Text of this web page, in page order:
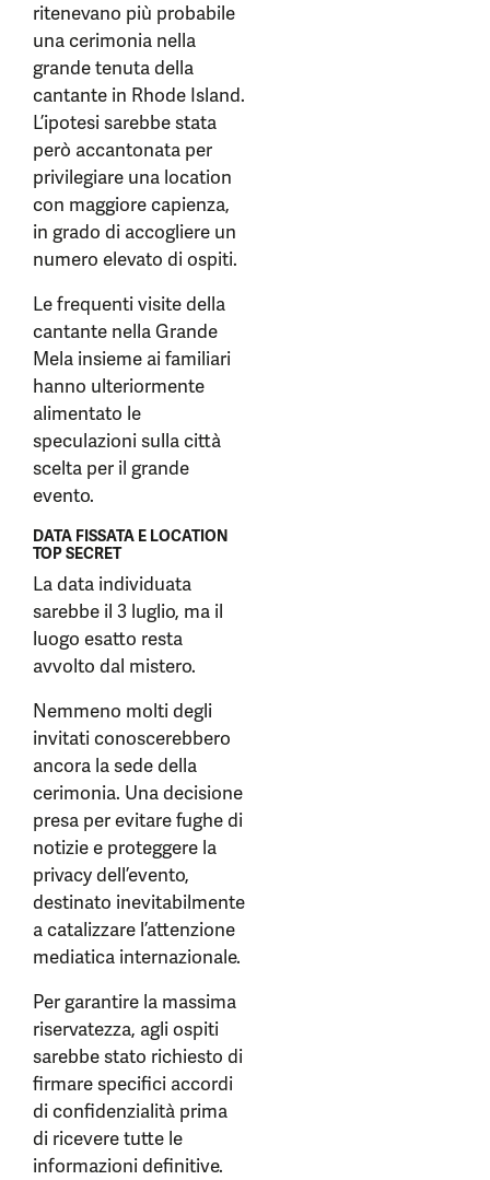
ritenevano più probabile
una cerimonia nella
grande tenuta della
cantante in Rhode Island.
L’ipotesi sarebbe stata
però accantonata per
privilegiare una location
con maggiore capienza,
in grado di accogliere un
numero elevato di ospiti.
Le frequenti visite della
cantante nella Grande
Mela insieme ai familiari
hanno ulteriormente
alimentato le
speculazioni sulla città
scelta per il grande
evento.
DATA FISSATA E LOCATION
TOP SECRET
La data individuata
sarebbe il 3 luglio, ma il
luogo esatto resta
avvolto dal mistero.
Nemmeno molti degli
invitati conoscerebbero
ancora la sede della
cerimonia. Una decisione
presa per evitare fughe di
notizie e proteggere la
privacy dell’evento,
destinato inevitabilmente
a catalizzare l’attenzione
mediatica internazionale.
Per garantire la massima
riservatezza, agli ospiti
sarebbe stato richiesto di
firmare specifici accordi
di confidenzialità prima
di ricevere tutte le
informazioni definitive.